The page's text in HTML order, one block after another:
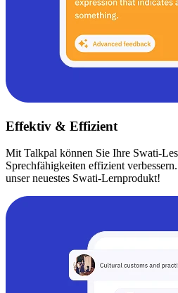
Effektiv & Effizient
Mit Talkpal können Sie Ihre Swati-
Sprechfähigkeiten effizient
unser neuestes Swati-Lernprodukt!